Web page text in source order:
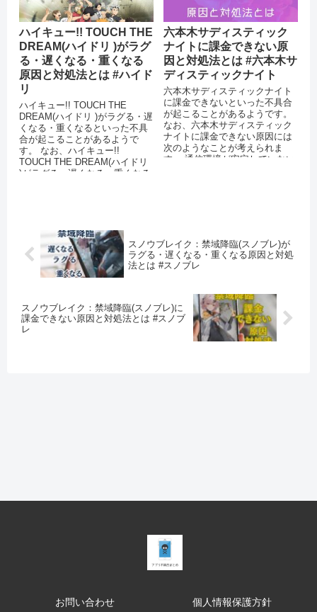
ハイキュー!! TOUCH THE
DREAM(ハイドリ )がラグ
る・遅くなる・重くなる
原因と対処法とは #ハイド
リ
ハイキュー!! TOUCH THE
DREAM(ハイドリ )がラグる・遅
くなる・重くなるといった不具
合が起こることがあるようで
す。 なお、ハイキュー!!
TOUCH THE DREAM(ハイドリ
)がラグる・遅くなる・重くなる
六本木サディスティック
ナイトに課金できない原
因と対処法とは #六本木サ
ディスティックナイト
六本木サディスティックナイト
に課金できないといった不具合
が起こることがあるようです。
なお、六本木サディスティック
ナイトに課金できない原因には
次のようなことが考えられま
す。 通信環境が安定していない
スノウブレイク：禁域降臨(スノブレ)が
ラグる・遅くなる・重くなる原因と対処
法とは #スノブレ
スノウブレイク：禁域降臨(スノブレ)に
課金できない原因と対処法とは #スノブ
レ
お問い合わせ 個人情報保護方針